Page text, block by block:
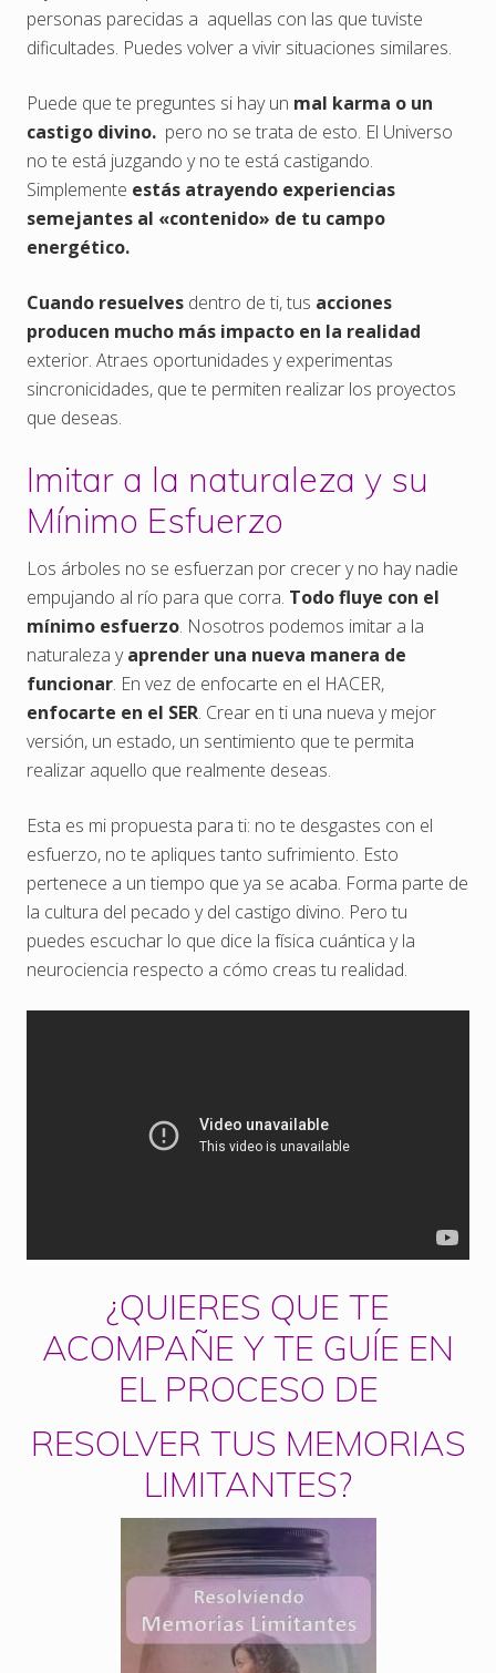
personas parecidas a aquellas con las que tuviste
dificultades. Puedes volver a vivir situaciones similares.
Puede que te preguntes si hay un mal karma o un
castigo divino. pero no se trata de esto. El Universo
no te está juzgando y no te está castigando.
Simplemente estás atrayendo experiencias
semejantes al «contenido» de tu campo
energético.
Cuando resuelves dentro de ti, tus acciones
producen mucho más impacto en la realidad
exterior. Atraes oportunidades y experimentas
sincronicidades, que te permiten realizar los proyectos
que deseas.
Imitar a la naturaleza y su
Mínimo Esfuerzo
Los árboles no se esfuerzan por crecer y no hay nadie
empujando al río para que corra. Todo fluye con el
mínimo esfuerzo. Nosotros podemos imitar a la
naturaleza yaprender una nueva manera de
funcionar. En vez de enfocarte en el HACER,
enfocarte en el SER. Crear en ti una nueva y mejor
versión, un estado, un sentimiento que te permita
realizar aquello que realmente deseas.
Esta es mi propuesta para ti: no te desgastes con el
esfuerzo, no te apliques tanto sufrimiento. Esto
pertenece a un tiempo que ya se acaba. Forma parte de
la cultura del pecado y del castigo divino. Pero tu
puedes escuchar lo que dice la física cuántica y la
neurociencia respecto a cómo creas tu realidad.
¿QUIERES QUE TE
ACOMPAÑE Y TE GUÍE EN
EL PROCESO DE
RESOLVER TUS MEMORIAS
LIMITANTES?